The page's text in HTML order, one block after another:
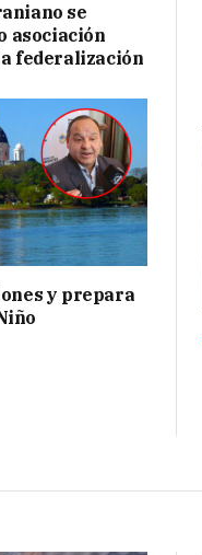
se
asociación
federalización
y prepara